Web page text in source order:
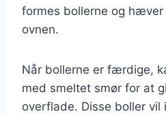
formes bollerne og
ovnen.
Når bollerne er færdige,
med smeltet smør for at
overflade. Disse boller